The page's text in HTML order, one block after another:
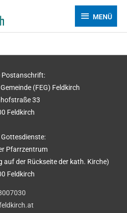
MENÜ
MENÜ
Postanschrift:
(FEG) Feldkirch
33
Feldkirch
Gottesdienste:
Pfarrzentrum
der Rückseite der kath. Kirche)
Feldkirch